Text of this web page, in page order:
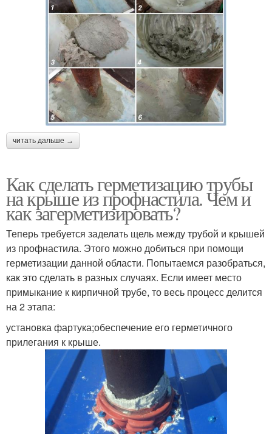
читать дальше →
Как сделать герметизацию трубы
на крыше из профнастила. Чем и
как загерметизировать?
Теперь требуется заделать щель между трубой и крышей
из профнастила. Этого можно добиться при помощи
герметизации данной области. Попытаемся разобраться,
как это сделать в разных случаях. Если имеет место
примыкание к кирпичной трубе, то весь процесс делится
на 2 этапа:
установка фартука;обеспечение его герметичного
прилегания к крыше.